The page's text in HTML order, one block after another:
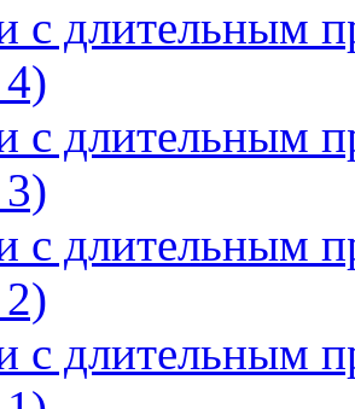
с длительным
с длительным
с длительным
с длительным